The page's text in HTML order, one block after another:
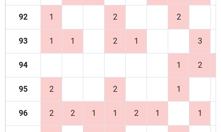
92 1 2 2
93 1 1 2 1 3
94 1 2
95 2 2 1
96 2 2 1 1 2 1 1